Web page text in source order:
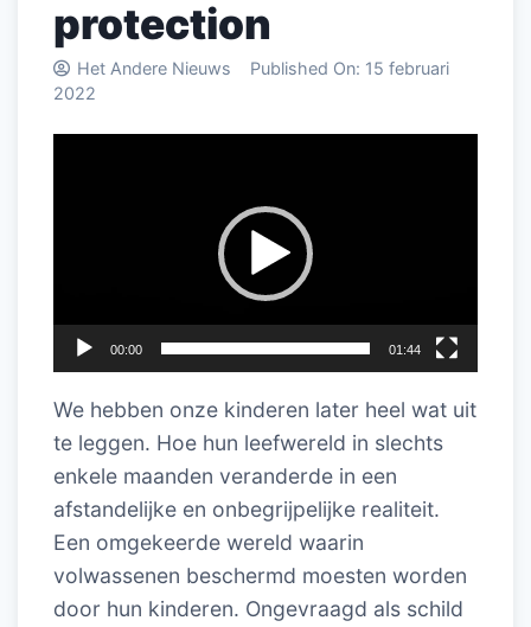
protection
Het Andere Nieuws Published On: 15 februari
2022
00:00 01:44
We hebben onze kinderen later heel wat uit
te leggen. Hoe hun leefwereld in slechts
enkele maanden veranderde in een
afstandelijke en onbegrijpelijke realiteit.
Een omgekeerde wereld waarin
volwassenen beschermd moesten worden
door hun kinderen. Ongevraagd als schild